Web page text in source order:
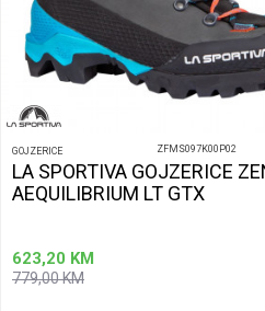
GOJZERICE ZFMS097K00P02
LA SPORTIVA GOJZERICE
AEQUILIBRIUM LT GTX
623,20 KM
779,00KM